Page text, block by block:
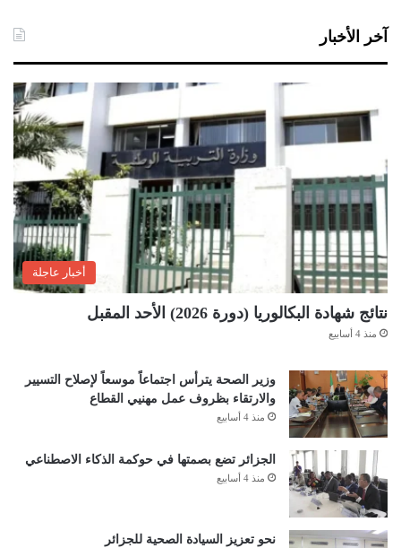
آخر الأخبار
أخبار عاجلة
نتائج شهادة البكالوريا (دورة 2026) الأحد المقبل
منذ 4 أسابيع
وزير الصحة يترأس اجتماعاً موسعاً لإصلاح التسيير
والارتقاء بظروف عمل مهنيي القطاع
منذ 4 أسابيع
الجزائر تضع بصمتها في حوكمة الذكاء الاصطناعي
منذ 4 أسابيع
نحو تعزيز السيادة الصحية للجزائر